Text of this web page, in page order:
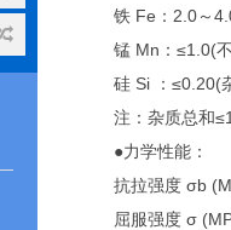
铁 Fe：2.0～
锰 Mn：≤1.0(
硅 Si ：≤0.20(
注：杂质总和
●力学性能：
抗拉强度 σb
屈服强度 σ